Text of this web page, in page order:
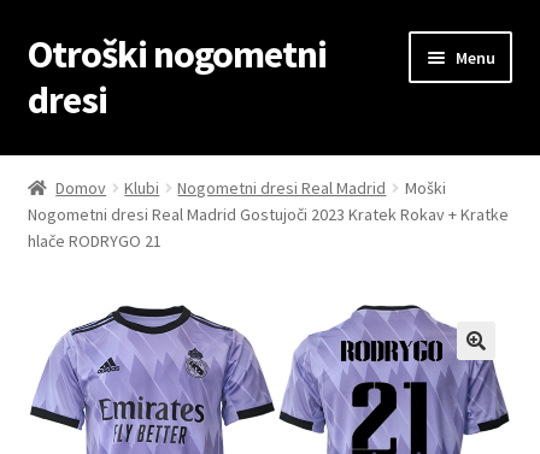
Skip
to
navigation
Skip
to
content
Otroški nogometni
dresi
Menu
Domov
Blog
Košarica
Moj račun
Domov Klubi Nogometni dresi Real Madrid
Moški
Nogometni dresi Real Madrid Gostujoči 2023 Kratek Rokav + Kratke
hlače RODRYGO 21